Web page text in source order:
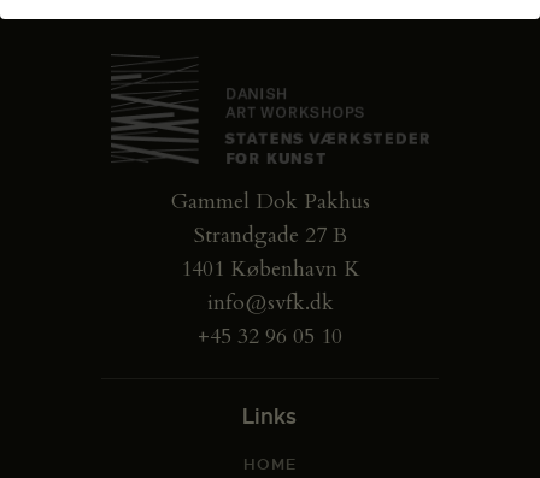
Gammel Dok Pakhus
Strandgade 27 B
1401 København K
info@svfk.dk
+45 32 96 05 10
Links
HOME